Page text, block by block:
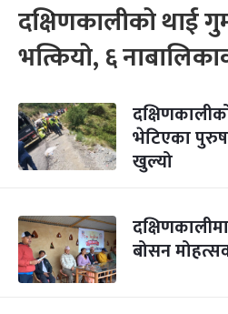
दक्षिणकालीको थाई
भत्कियो, ६
भेटिएका
खुल्यो
बोसन